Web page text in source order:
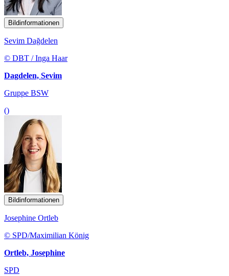
Bildinformationen
Sevim Dağdelen
© DBT / Inga Haar
Dagdelen, Sevim
Gruppe BSW
()
Bildinformationen
Josephine Ortleb
© SPD/Maximilian König
Ortleb, Josephine
SPD